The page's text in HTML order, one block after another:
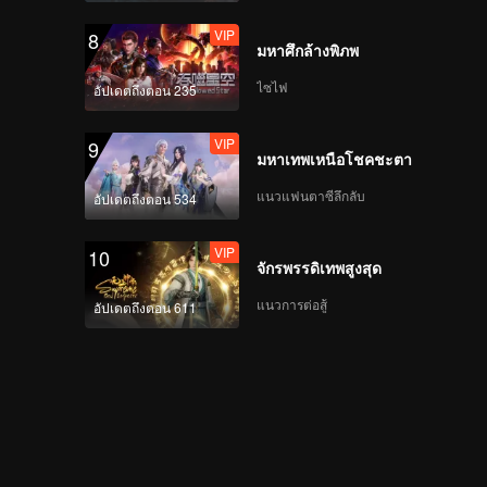
8
อัปเดตถึงตอน 235
VIP
มหาศึกล้างพิภพ
ไซไฟ
9
อัปเดตถึงตอน 534
VIP
มหาเทพเหนือโชคชะตา
แนวแฟนตาซีลึกลับ
10
อัปเดตถึงตอน 611
VIP
จักรพรรดิเทพสูงสุด
แนวการต่อสู้